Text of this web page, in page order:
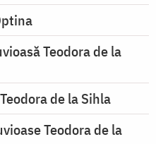
Teodora de la
de la Sihla
Teodora de la